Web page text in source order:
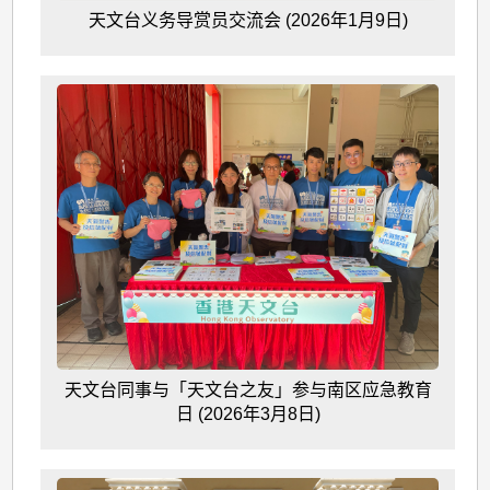
天文台义务导赏员交流会 (2026年1月9日)
天文台同事与「天文台之友」参与南区应急教育
日 (2026年3月8日)